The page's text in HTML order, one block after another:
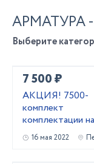
АРМАТУРА
Выберите
7 500 ₽
АКЦИЯ! 7500-
комплект
комплектации на
откатные
склада в Пензе
16 мая 2022